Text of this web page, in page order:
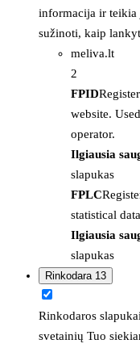
informacija ir teikia
sužinoti, kaip
meliva.lt
2
FPID
website.
operator.
Ilgiausia
slapukas
FPLC
statistical
Ilgiausia
slapukas
Rinkodara 13
Rinkodaros
svetainių Tuo